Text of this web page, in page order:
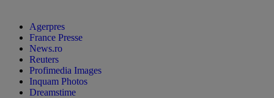
Agerpres
France Presse
News.ro
Reuters
Profimedia Images
Inquam Photos
Dreamstime